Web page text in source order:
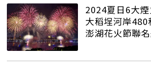
2024夏日6大煙
大稻埕河岸
澎湖花火節聯